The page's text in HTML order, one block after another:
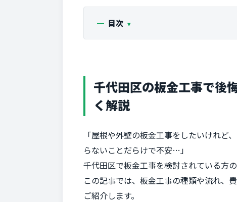
目次
千代田区の板金工事で後
く解説
「屋根や外壁の板金工事をしたいけれ
らないことだらけで不安…」
千代田区で板金工事を検討されている方
この記事では、板金工事の種類や流れ、
ご紹介します。